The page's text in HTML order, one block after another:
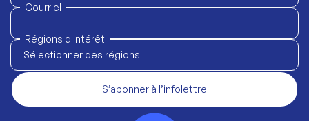
Courriel
Régions d'intérêt
Sélectionner des régions
S’abonner à l’infolettre